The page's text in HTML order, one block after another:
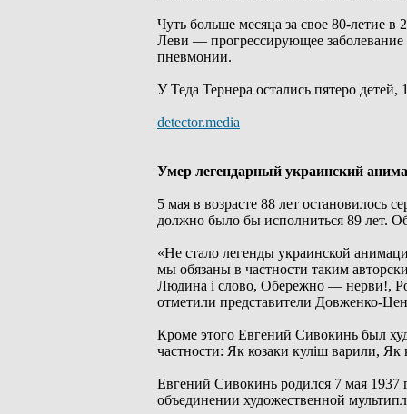
Чуть больше месяца за свое 80-летие
Леви — прогрессирующее заболевание
пневмонии.
У Теда Тернера остались пятеро
detector.media
Умер легендарный украинский
5 мая в возрасте 88 лет остановилось
должно было бы исполниться 89 лет.
«Не стало легенды украинской
мы обязаны в частности таким
Людина і слово, Обережно — нерви!,
отметили представители Довженко-
Кроме этого Евгений Сивокинь был
частности: Як козаки куліш варили, Як
Евгений Сивокинь родился 7 мая 1937
объединении художественной